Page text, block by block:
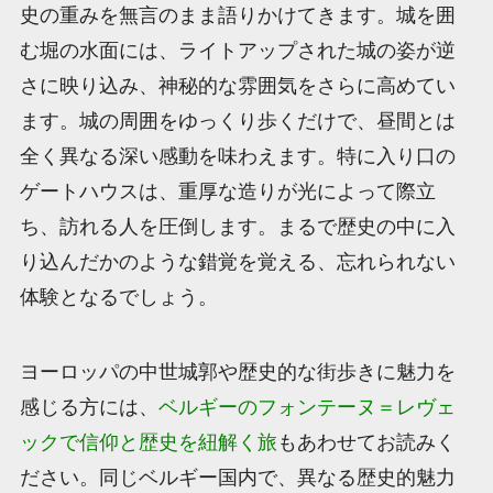
史の重みを無言のまま語りかけてきます。城を囲
む堀の水面には、ライトアップされた城の姿が逆
さに映り込み、神秘的な雰囲気をさらに高めてい
ます。城の周囲をゆっくり歩くだけで、昼間とは
全く異なる深い感動を味わえます。特に入り口の
ゲートハウスは、重厚な造りが光によって際立
ち、訪れる人を圧倒します。まるで歴史の中に入
り込んだかのような錯覚を覚える、忘れられない
体験となるでしょう。
ヨーロッパの中世城郭や歴史的な街歩きに魅力を
感じる方には、 ベルギーのフォンテーヌ＝レヴェ
ックで信仰と歴史を紐解く旅 もあわせてお読みく
ださい。同じベルギー国内で、異なる歴史的魅力